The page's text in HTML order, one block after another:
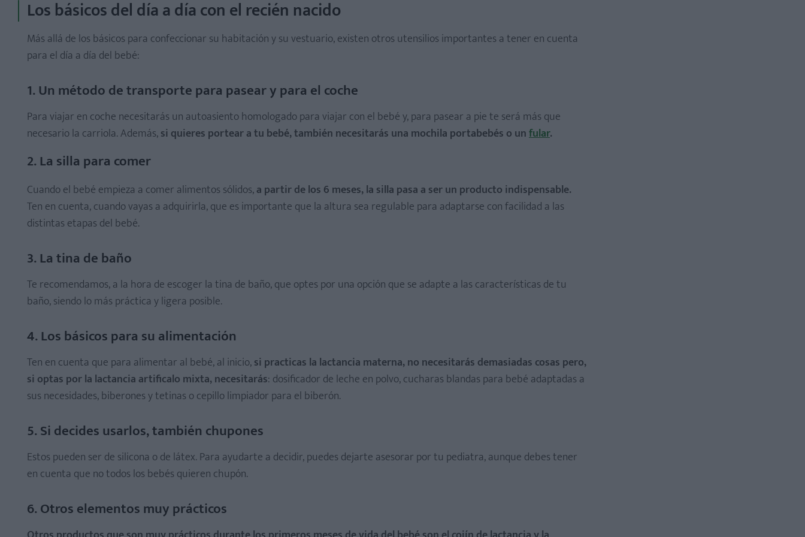
Los básicos del día a día con el recién nacido
Más allá de los básicos para confeccionar su habitación y su vestuario, existen otros utensilios importantes a tener en cuenta
para el día a día del bebé:
1. Un método de transporte para pasear y para el coche
Para viajar en coche necesitarás un autoasiento homologado para viajar con el bebé y, para pasear a pie te será más que
necesario la carriola. Además,si quieres portear a tu bebé, también necesitarás una mochila portabebés o unfular.
2. La silla para comer
Cuando el bebé empieza a comer alimentos sólidos,a partir de los 6 meses, la silla pasa a ser un producto indispensable.
Ten en cuenta, cuando vayas a adquirirla, que es importante que la altura sea regulable para adaptarse con facilidad a las
distintas etapas del bebé.
3. La tina de baño
Te recomendamos, a la hora de escoger la tina de baño, que optes por una opción que se adapte a las características de tu
baño, siendo lo más práctica y ligera posible.
4. Los básicos para su alimentación
Ten en cuenta que para alimentar al bebé, al inicio,si practicas la lactancia materna, no necesitarás demasiadas cosas pero,
si optas por la lactancia artificalo mixta, necesitarás: dosificador de leche en polvo, cucharas blandas para bebé adaptadas a
sus necesidades, biberones y tetinas o cepillo limpiador para el biberón.
5. Si decides usarlos, también chupones
Estos pueden ser de silicona o de látex. Para ayudarte a decidir, puedes dejarte asesorar por tu pediatra, aunque debes tener
en cuenta que no todos los bebés quieren chupón.
6. Otros elementos muy prácticos